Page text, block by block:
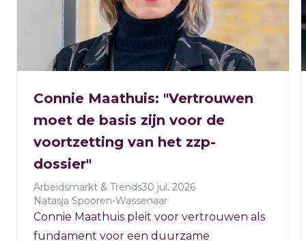
Connie Maathuis: "Vertrouwen
moet de basis zijn voor de
voortzetting van het zzp-
dossier"
Arbeidsmarkt & Trends30 jul. 2026
Natasja Spooren-Wassenaar
Connie Maathuis pleit voor vertrouwen als
fundament voor een duurzame